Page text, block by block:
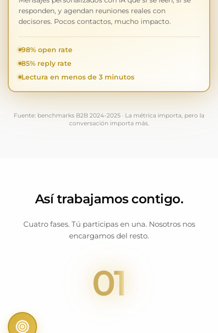
responden, y agendan reuniones reales con
decisores. Pocos contactos, mucho impacto.
98% open rate
85% reply rate
Lectura en menos de 3 minutos
Fuente: benchmarks B2B 2024-2025 · La métrica importa, pero la
conversación importa más.
Así trabajamos contigo.
Cuatro fases. Tú participas en una. Nosotros nos
encargamos del resto.
01